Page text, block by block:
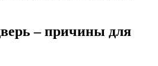
– причины для